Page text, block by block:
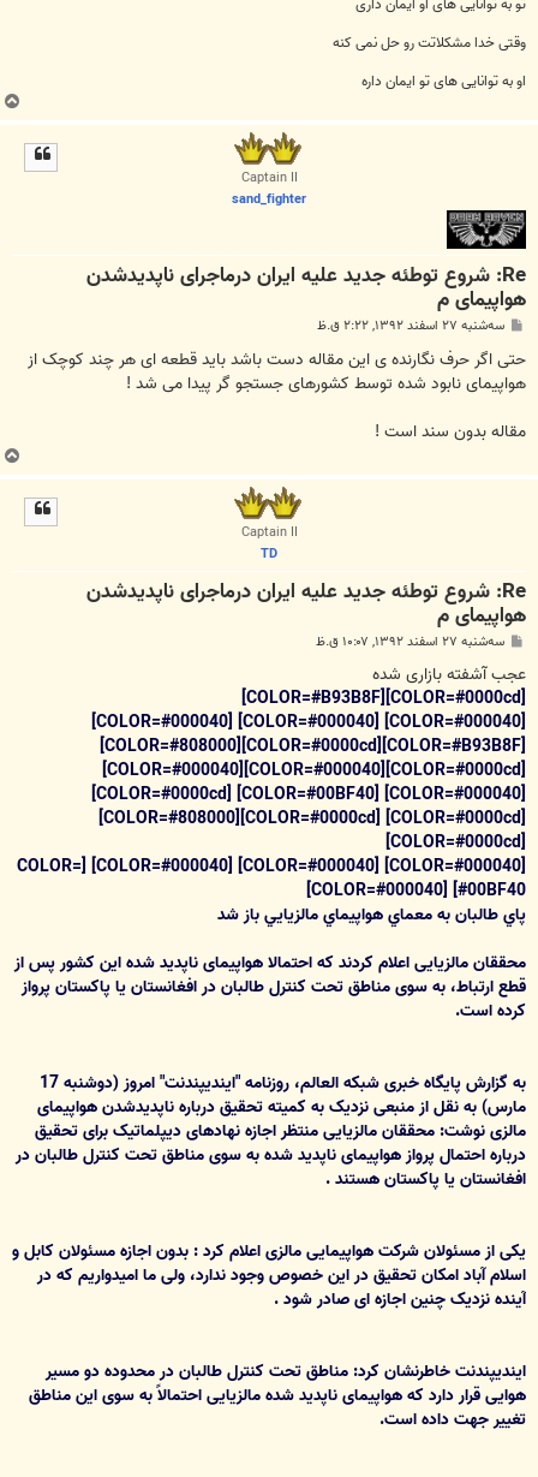
وقتی خدا مشکلاتت رو حل نمی کنه
او به توانایی های تو ایمان داره
ب
ا
Captain II
sand_fighter
Re: شروع توطئه جدید علیه ایران درماجرای ناپدیدشدن
هواپیمای م
پ
ت
سه‌شنبه ۲۷ اسفند ۱۳۹۲, ۲:۲۲ ق.ظ
حتی اگر حرف نگارنده ی این مقاله دست باشد باید قطعه ای هر چند کوچک از
هواپیمای نابود شده توسط کشورهای جستجو گر پیدا می شد !
مقاله بدون سند است !
ب
ا
Captain II
TD
Re: شروع توطئه جدید علیه ایران درماجرای ناپدیدشدن
هواپیمای م
پ
ت
سه‌شنبه ۲۷ اسفند ۱۳۹۲, ۱۰:۰۷ ق.ظ
عجب آشفته بازاری شده
[COLOR=#0000cd][COLOR=#B93B8F]
[COLOR=#000040] [COLOR=#000040] [COLOR=#000040]
[COLOR=#B93B8F][COLOR=#0000cd][COLOR=#808000]
[COLOR=#0000cd][COLOR=#000040][COLOR=#000040]
[COLOR=#000040] [COLOR=#00BF40] [COLOR=#0000cd]
[COLOR=#0000cd] [COLOR=#0000cd][COLOR=#808000]
[COLOR=#0000cd]
[COLOR=#000040] [COLOR=#000040] [COLOR=#000040] [COLOR=
#00BF40] [COLOR=#000040]
پاي طالبان به معماي هواپيماي مالزيايي باز شد
محققان مالزیایی اعلام کردند که احتمالا هواپیمای ناپدید شده این کشور پس از
قطع ارتباط، به سوی مناطق تحت کنترل طالبان در افغانستان یا پاکستان پرواز
کرده است.
به گزارش پایگاه خبری شبکه العالم، روزنامه "ایندیپندنت" امروز (دوشنبه 17
مارس) به نقل از منبعی نزدیک به کمیته تحقیق درباره ناپدیدشدن هواپیمای
مالزی نوشت: محققان مالزیایی منتظر اجازه نهادهای دیپلماتیک برای تحقیق
درباره احتمال پرواز هواپیمای ناپدید شده به سوی مناطق تحت کنترل طالبان در
افغانستان یا پاکستان هستند .
یکی از مسئولان شرکت هواپیمایی مالزی اعلام کرد : بدون اجازه مسئولان کابل و
اسلام آباد امکان تحقیق در این خصوص وجود ندارد، ولی ما امیدواریم که در
آینده نزدیک چنین اجازه ای صادر شود .
ایندیپندنت خاطرنشان کرد: مناطق تحت کنترل طالبان در محدوده دو مسیر
هوایی قرار دارد که هواپیمای ناپدید شده مالزیایی احتمالاً به سوی این مناطق
تغییر جهت داده است.